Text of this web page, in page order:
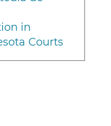
in
Courts